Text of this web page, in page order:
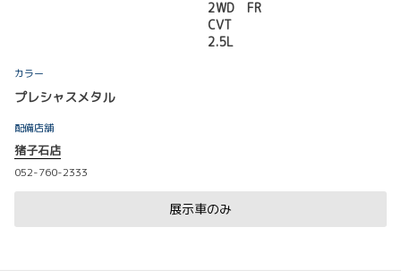
2WD FR
CVT
2.5L
カラー
プレシャスメタル
配備店舗
猪子石店
052-760-2333
展示車のみ